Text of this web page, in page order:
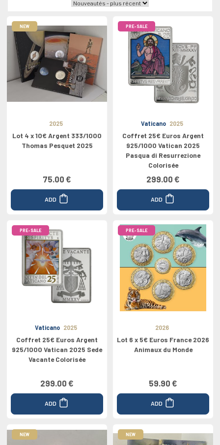
NEW
2025
Lot 4 x 10€ Argent 333/1000
Thomas Pesquet 2025
75.00 €
ADD
PRE-SALE
Vaticano 2025
Coffret 25€ Euros Argent
925/1000 Vatican 2025
Pasqua di Resurrezione
Colorisée
299.00 €
ADD
PRE-SALE
Vaticano 2025
Coffret 25€ Euros Argent
925/1000 Vatican 2025 Sede
Vacante Colorisée
299.00 €
ADD
PRE-SALE
2026
Lot 6 x 5€ Euros France 2026
Animaux du Monde
59.90 €
ADD
NEW NEW